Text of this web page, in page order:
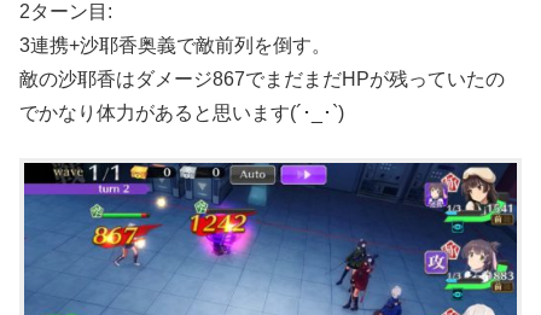
2ターン目:
3連携+沙耶香奥義で敵前列を倒す。
敵の沙耶香はダメージ867でまだまだHPが残っていたの
でかなり体力があると思います(´･_･`)